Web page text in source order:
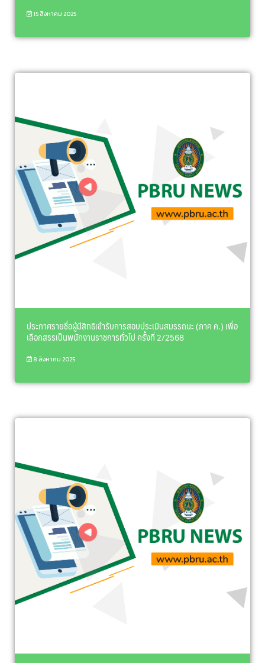
15 สิงหาคม 2025
ประกาศรายชื่อผู้มีสิทธิเข้ารับการสอบประเมินสมรรถนะ (ภาค ค.) เพื่อ
เลือกสรรเป็นพนักงานราชการทั่วไป ครั้งที่ 2/2568
8 สิงหาคม 2025